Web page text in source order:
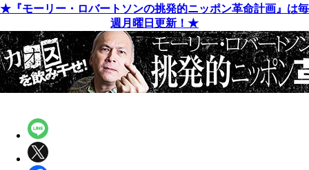
★『モーリー・ロバートソンの挑発的ニッポン革命計画』は毎
週月曜日更新！★